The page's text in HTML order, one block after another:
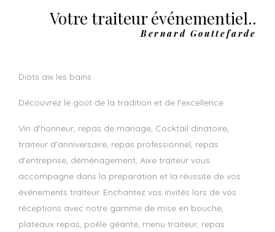
Votre traiteur événementiel..
Bernard Gouttefarde
diots aix les bains
Découvrez le goût de la tradition et de l'excellence.
Vin d'honneur, repas de mariage, Cocktail dinatoire,
traiteur d'anniversaire, repas professionnel, repas
d'entreprise, déménagement, Aixe traiteur vous
accompagne dans la préparation et la réussite de vos
événements traiteur. Enchantez vos invités lors de vos
réceptions avec notre gamme de mise en bouche,
plateaux repas, poêle géante, menu traiteur, repas